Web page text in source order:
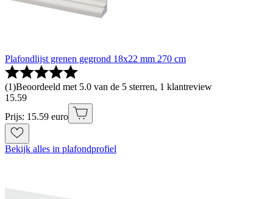
Plafondlijst grenen gegrond 18x22 mm 270 cm
(1)Beoordeeld met 5.0 van de 5 sterren, 1 klantreview
15.59
Prijs: 15.59 euro
Bekijk alles in plafondprofiel